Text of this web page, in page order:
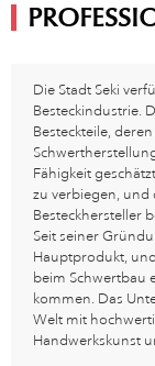
Die Stadt Seki
Besteckindustrie.
Besteckteile,
Fähigkeit
zu verbiegen, und
Besteckhersteller
Seit seiner
Hauptprodukt,
beim Schwertbau
kommen. Das
Welt mit
Handwerkskunst